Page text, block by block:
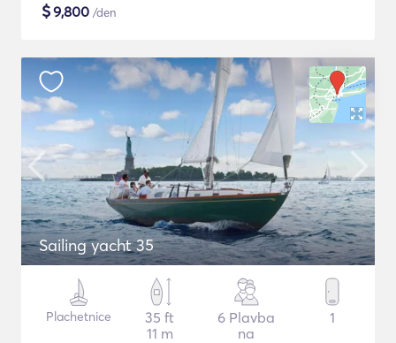
$9,800 /den
Sailing yacht 35
Plachetnice
35 ft
11 m
6 Plavba
na
1